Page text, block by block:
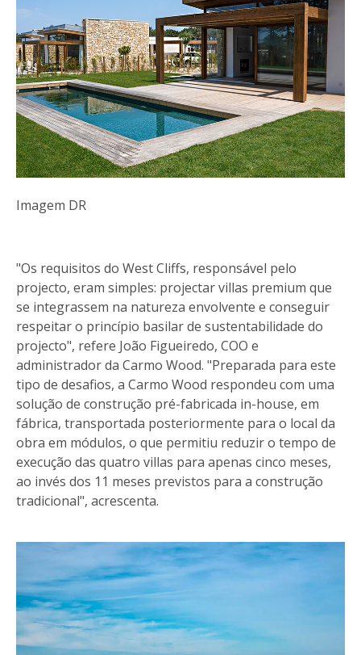
Imagem DR
"Os requisitos do West Cliffs, responsável pelo
projecto, eram simples: projectar villas premium que
se integrassem na natureza envolvente e conseguir
respeitar o princípio basilar de sustentabilidade do
projecto", refere João Figueiredo, COO e
administrador da Carmo Wood. "Preparada para este
tipo de desafios, a Carmo Wood respondeu com uma
solução de construção pré-fabricada in-house, em
fábrica, transportada posteriormente para o local da
obra em módulos, o que permitiu reduzir o tempo de
execução das quatro villas para apenas cinco meses,
ao invés dos 11 meses previstos para a construção
tradicional", acrescenta.